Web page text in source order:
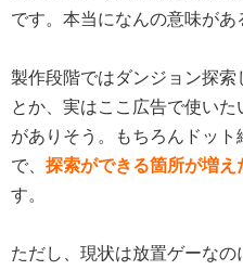
です。本当になんの意味があ
製作段階ではダンジョン探
とか、実はここ広告で使い
がありそう。もちろんドッ
で、 探索ができる箇所が増え
す。
ただし、現状は放置ゲーな